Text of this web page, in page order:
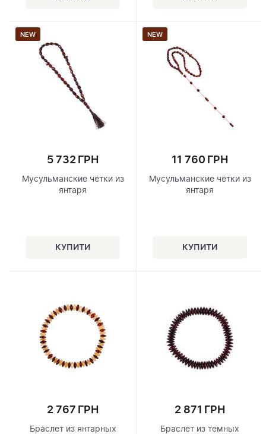
NEW
5 732 ГРН
Мусульманские чётки из
янтаря
NEW
11 760 ГРН
Мусульманские чётки из
янтаря
2 767 ГРН
Браслет из янтарных
2 871 ГРН
Браслет из темных